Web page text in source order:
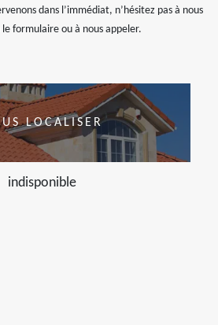
dans l’immédiat, n’hésitez pas à nous
formulaire ou à nous appeler.
LOCALISER
indisponible